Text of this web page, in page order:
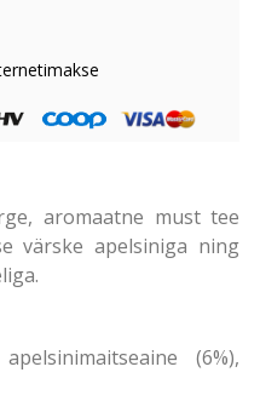
aromaatne must tee
värske apelsiniga ning
(6%),